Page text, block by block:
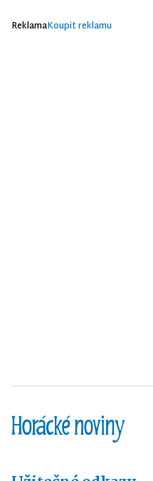
ReklamaKoupit reklamu